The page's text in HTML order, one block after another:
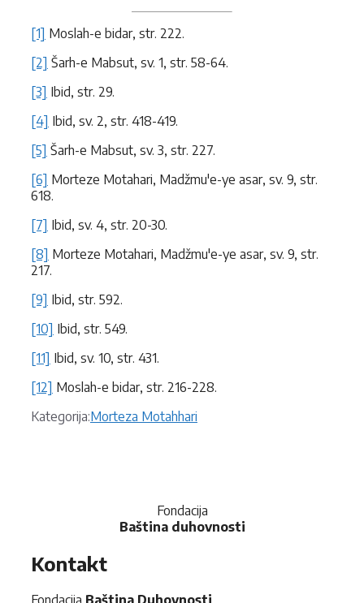
[1] Moslah-e bidar, str. 222.
[2] Šarh-e Mabsut, sv. 1, str. 58-64.
[3] Ibid, str. 29.
[4] Ibid, sv. 2, str. 418-419.
[5] Šarh-e Mabsut, sv. 3, str. 227.
[6] Morteze Motahari, Madžmu'e-ye asar, sv. 9, str.
618.
[7] Ibid, sv. 4, str. 20-30.
[8] Morteze Motahari, Madžmu'e-ye asar, sv. 9, str.
217.
[9] Ibid, str. 592.
[10] Ibid, str. 549.
[11] Ibid, sv. 10, str. 431.
[12] Moslah-e bidar, str. 216-228.
Kategorija:Kategorije
Morteza Motahhari
Fondacija
Baština duhovnosti
Kontakt
Fondacija Baština Duhovnosti